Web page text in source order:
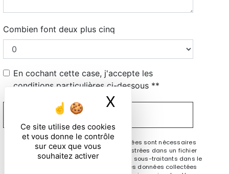
Ce site utilise des cookies
et vous donne le contrôle
sur ceux que vous
souhaitez activer
X Masquer le
Combien font deux plus cinq
En cochant cette case, j'accepte les
conditions particulières ci-dessous **
ENVOYER
** Les données personnelles communiquées sont nécessaires
aux fins de vous contacter et sont enregistrées dans un fichier
informatisé. Elles sont destinées à et ses sous-traitants dans le
seul but de répondre à votre message. Les données collectées